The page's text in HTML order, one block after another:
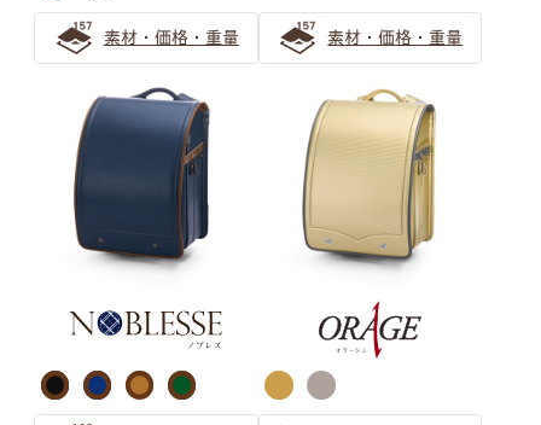
上品な大人の人気色「キャメル」のランドセルの選び方
キャメルのランドセルは女の子にも男の子にもおすすめ
オレンジのランドセルで彩る6年間 萬勇鞄ランドセルの
先輩ご家族の声
ブラウン ランドセルの選び方
【保存版】ブラウンのランドセルは大人可愛い！女の子か
ら人気急上昇！
茶色（ブラウン系）ランドセル シックで上品なデザイン
をご紹介
素材・価格・重量 素材・価格・重量